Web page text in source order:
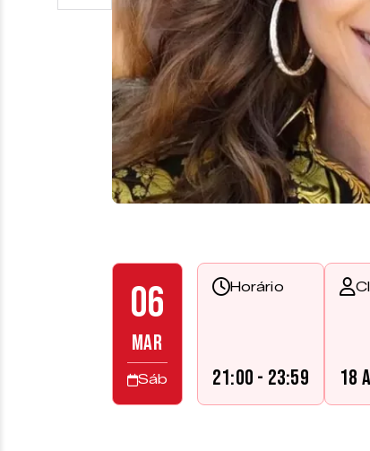
06
MAR
Sáb
Horário
21:00 - 23:59 18